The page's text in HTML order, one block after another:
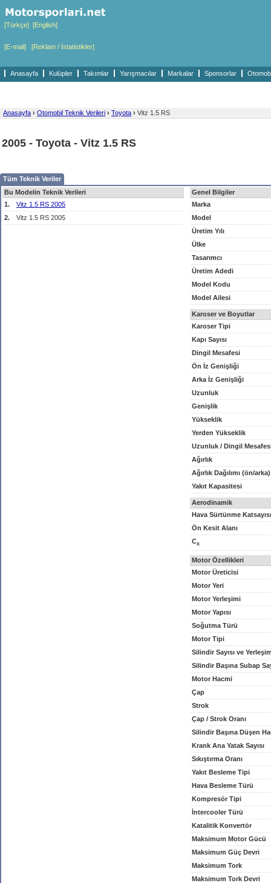
[Türkçe] [English]
[E-mail] [Reklam / İstatistikler]
Anasayfa Kulüpler Takımlar Yarışmacılar Markalar Sponsorlar
Anasayfa › Otomobil Teknik Verileri › Toyota › Vitz 1.5 RS
2005 - Toyota - Vitz 1.5 RS
Tüm Teknik Veriler
Bu Modelin Teknik Verileri
1.
Vitz 1.5 RS 2005
2.
Vitz 1.5 RS 2005
Genel Bilgiler
Marka
Model
Üretim Yılı
Ülke
Tasarımcı
Üretim Adedi
Model Kodu
Model Ailesi
Karoser ve Boyutlar
Karoser Tipi
Kapı Sayısı
Dingil Mesafesi
Ön İz Genişliği
Arka İz Genişliği
Uzunluk
Genişlik
Yükseklik
Yerden Yükseklik
Uzunluk / Dingil
Ağırlık
Ağırlık Dağılımı (ön/arka)
Yakıt Kapasitesi
Aerodinamik
Hava Sürtünme Katsayısı
Ön Kesit Alanı
Cx
Motor Özellikleri
Motor Üreticisi
Motor Yeri
Motor Yerleşimi
Motor Yapısı
Soğutma Türü
Motor Tipi
Silindir Sayısı ve
Silindir Başına Subap
Motor Hacmi
Çap
Strok
Çap / Strok Oranı
Silindir Başına Düşen
Krank Ana Yatak Sayısı
Sıkıştırma Oranı
Yakıt Besleme Tipi
Hava Besleme Türü
Kompresör Tipi
İntercooler Türü
Katalitik Konvertör
Maksimum Motor Gücü
Maksimum Güç Devri
Maksimum Tork
Maksimum Tork Devri